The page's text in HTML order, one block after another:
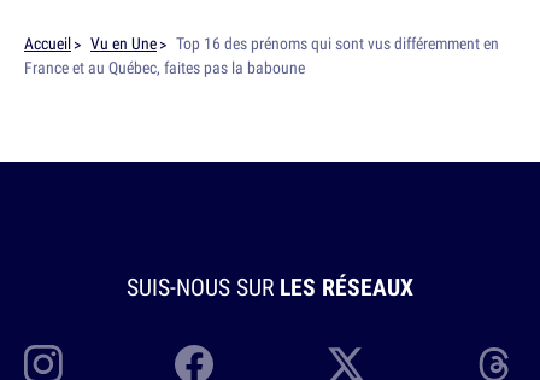
Accueil Vu en Une
Top 16 des prénoms qui sont vus différemment en
France et au Québec, faites pas la baboune
SUIS-NOUS SUR LES RÉSEAUX